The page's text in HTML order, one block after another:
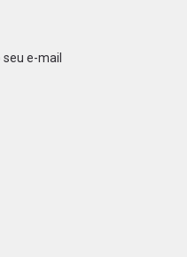
e-mail